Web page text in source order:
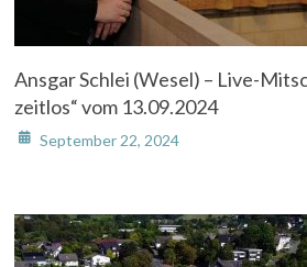
Ansgar Schlei (Wesel) – Live-
zeitlos“ vom 13.09.2024
September 22, 2024